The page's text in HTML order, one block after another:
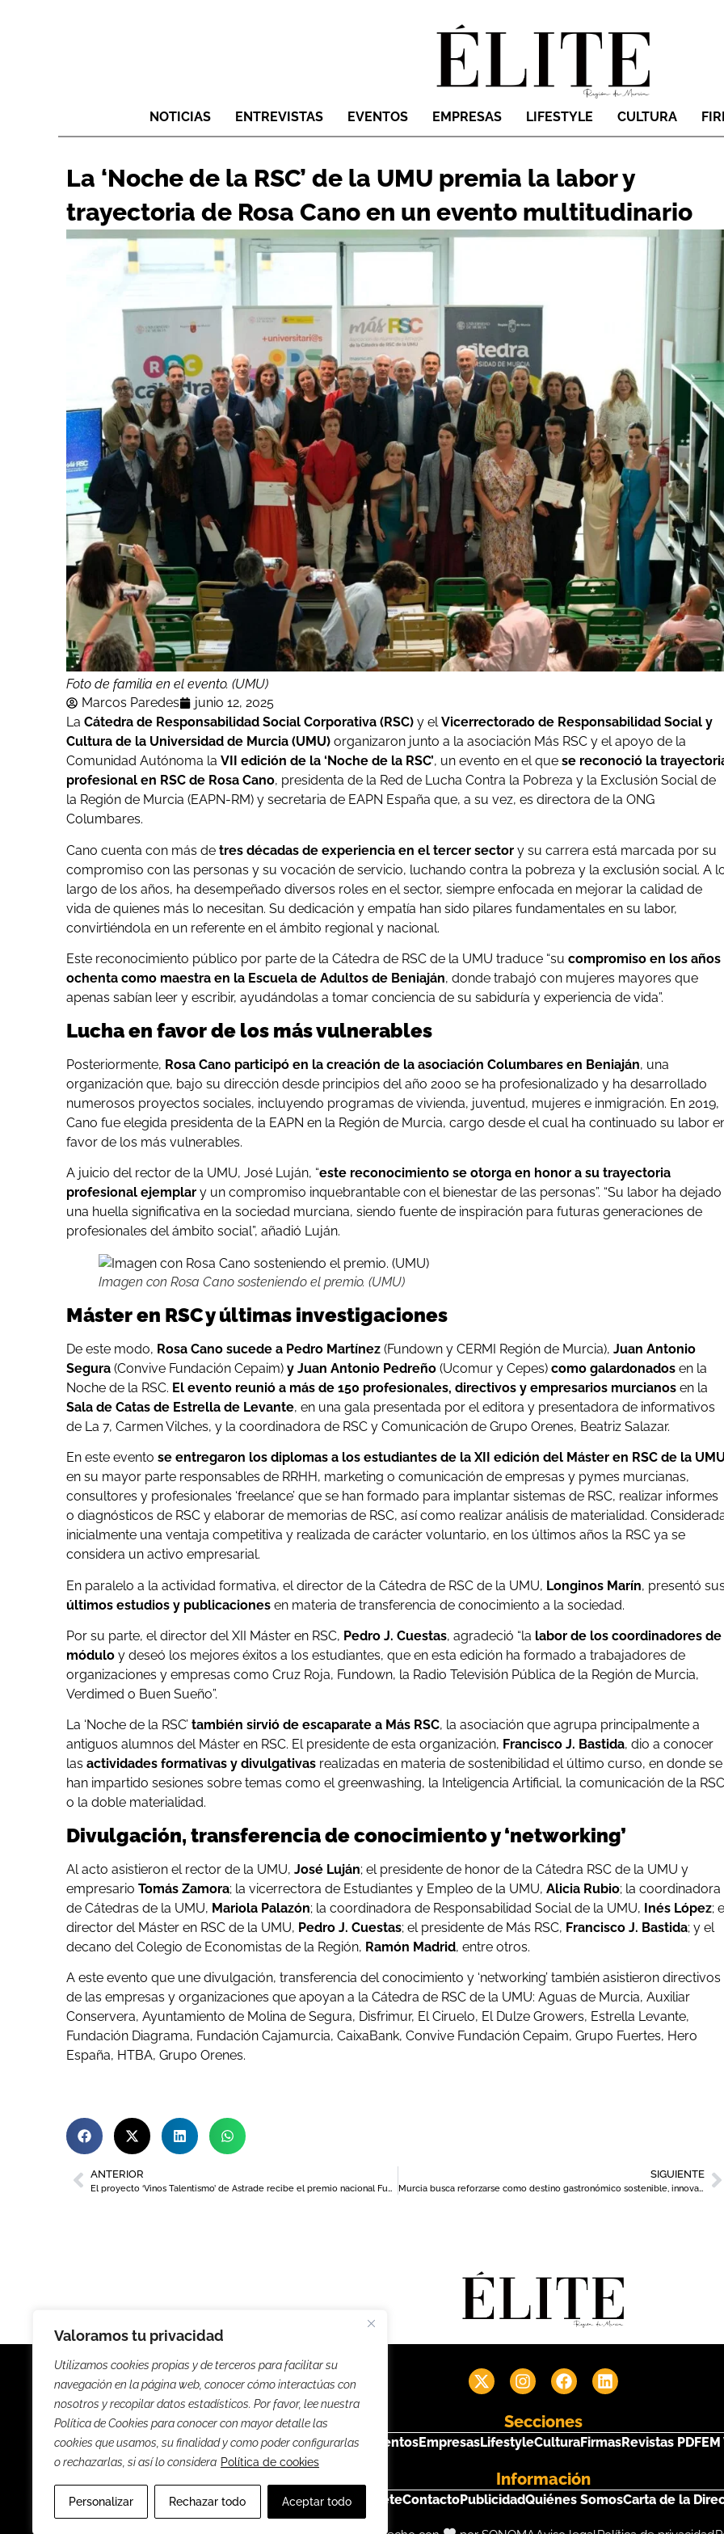
Valoramos tu privacidad
Utilizamos cookies propias y de terceros para facilitar su
navegación en la página web, conocer cómo interactúas con
nosotros y recopilar datos estadísticos. Por favor, lee nuestra
Política de Cookies para conocer con mayor detalle las
cookies que usamos, su finalidad y como poder configurarlas
o rechazarlas, si así lo considera Política de cookies
Personalizar Rechazar todo Aceptar todo
NOTICIAS ENTREVISTAS EVENTOS EMPRESAS LIFESTYLE CULTURA
La ‘Noche de la RSC’ de la UMU premia la labor y
trayectoria de Rosa Cano en un evento multitudinario
Foto de familia en el evento. (UMU)
Marcos Paredes
junio 12, 2025
La Cátedra de Responsabilidad Social Corporativa (RSC) y elVicerrectorado de Responsabilidad Social y
Cultura de la Universidad de Murcia (UMU) organizaron junto a la asociación Más RSC y el apoyo de la
Comunidad Autónoma la VII edición de la ‘Noche de la RSC’, un evento en el que se reconoció la
profesional en RSC de Rosa Cano, presidenta de la Red de Lucha Contra la Pobreza y la Exclusión Social de
la Región de Murcia (EAPN-RM) y secretaria de EAPN España que, a su vez, es directora de la ONG
Columbares.
Cano cuenta con más de tres décadas de experiencia en el tercer sector y su carrera está marcada por su
compromiso con las personas y su vocación de servicio, luchando contra la pobreza y la exclusión social. A
largo de los años, ha desempeñado diversos roles en el sector, siempre enfocada en mejorar la calidad de
vida de quienes más lo necesitan. Su dedicación y empatía han sido pilares fundamentales en su labor,
convirtiéndola en un referente en el ámbito regional y nacional.
Este reconocimiento público por parte de la Cátedra de RSC de la UMU traduce “su compromiso en los años
ochenta como maestra en la Escuela de Adultos de Beniaján, donde trabajó con mujeres mayores que
apenas sabían leer y escribir, ayudándolas a tomar conciencia de su sabiduría y experiencia de vida”.
Lucha en favor de los más vulnerables
Posteriormente, Rosa Cano participó en la creación de la asociación Columbares en Beniaján, una
organización que, bajo su dirección desde principios del año 2000 se ha profesionalizado y ha desarrollado
numerosos proyectos sociales, incluyendo programas de vivienda, juventud, mujeres e inmigración. En 2019,
Cano fue elegida presidenta de la EAPN en la Región de Murcia, cargo desde el cual ha continuado su labor
favor de los más vulnerables.
A juicio del rector de la UMU, José Luján, “este reconocimiento se otorga en honor a su trayectoria
profesional ejemplar y un compromiso inquebrantable con el bienestar de las personas”. “Su labor ha dejado
una huella significativa en la sociedad murciana, siendo fuente de inspiración para futuras generaciones de
profesionales del ámbito social”, añadió Luján.
Imagen con Rosa Cano sosteniendo el premio. (UMU)
Máster en RSC y últimas investigaciones
De este modo, Rosa Cano sucede a Pedro Martínez (Fundown y CERMI Región de Murcia), Juan Antonio
Segura (Convive Fundación Cepaim) y Juan Antonio Pedreño (Ucomur y Cepes) como galardonados en la
Noche de la RSC. El evento reunió a más de 150 profesionales, directivos y empresarios murcianos en la
Sala de Catas de Estrella de Levante, en una gala presentada por el editora y presentadora de informativos
de La 7, Carmen Vilches, y la coordinadora de RSC y Comunicación de Grupo Orenes, Beatriz Salazar.
En este evento se entregaron los diplomas a los estudiantes de la XII edición del Máster en RSC de la UMU
en su mayor parte responsables de RRHH, marketing o comunicación de empresas y pymes murcianas,
consultores y profesionales ‘freelance’ que se han formado para implantar sistemas de RSC, realizar informes
o diagnósticos de RSC y elaborar de memorias de RSC, así como realizar análisis de materialidad.
inicialmente una ventaja competitiva y realizada de carácter voluntario, en los últimos años la RSC ya se
considera un activo empresarial.
En paralelo a la actividad formativa, el director de la Cátedra de RSC de la UMU, Longinos Marín, presentó sus
últimos estudios y publicaciones en materia de transferencia de conocimiento a la sociedad.
Por su parte, el director del XII Máster en RSC, Pedro J. Cuestas, agradeció “la labor de los coordinadores de
módulo y deseó los mejores éxitos a los estudiantes, que en esta edición ha formado a trabajadores de
organizaciones y empresas como Cruz Roja, Fundown, la Radio Televisión Pública de la Región de Murcia,
Verdimed o Buen Sueño”.
La ‘Noche de la RSC’ también sirvió de escaparate a Más RSC, la asociación que agrupa principalmente a
antiguos alumnos del Máster en RSC. El presidente de esta organización, Francisco J. Bastida, dio a conocer
las actividades formativas y divulgativas realizadas en materia de sostenibilidad el último curso, en donde se
han impartido sesiones sobre temas como el greenwashing, la Inteligencia Artificial, la comunicación de la RSC
o la doble materialidad.
Divulgación, transferencia de conocimiento y ‘networking’
Al acto asistieron el rector de la UMU, José Luján; el presidente de honor de la Cátedra RSC de la UMU y
empresario Tomás Zamora; la vicerrectora de Estudiantes y Empleo de la UMU, Alicia Rubio; la coordinadora
de Cátedras de la UMU, Mariola Palazón; la coordinadora de Responsabilidad Social de la UMU, Inés López;
director del Máster en RSC de la UMU, Pedro J. Cuestas; el presidente de Más RSC, Francisco J. Bastida; y el
decano del Colegio de Economistas de la Región, Ramón Madrid, entre otros.
A este evento que une divulgación, transferencia del conocimiento y ‘networking’ también asistieron directivos
de las empresas y organizaciones que apoyan a la Cátedra de RSC de la UMU: Aguas de Murcia, Auxiliar
Conservera, Ayuntamiento de Molina de Segura, Disfrimur, El Ciruelo, El Dulze Growers, Estrella Levante,
Fundación Diagrama, Fundación Cajamurcia, CaixaBank, Convive Fundación Cepaim, Grupo Fuertes, Hero
España, HTBA, Grupo Orenes.
ANTERIOR
El proyecto ‘Vinos Talentismo’ de Astrade recibe el premio nacional Fundación Randstad a la inclusión laboral
SIGUIENTE
Murcia busca reforzarse como destino gastronómico sostenible, innovador y culturalmente arraigado
Secciones
NoticiasEntrevistas EventosEmpresasLifestyleCulturaFirmasRevistas PDFEM
Información
SuscríbeteContactoPublicidadQuiénes SomosCarta de la